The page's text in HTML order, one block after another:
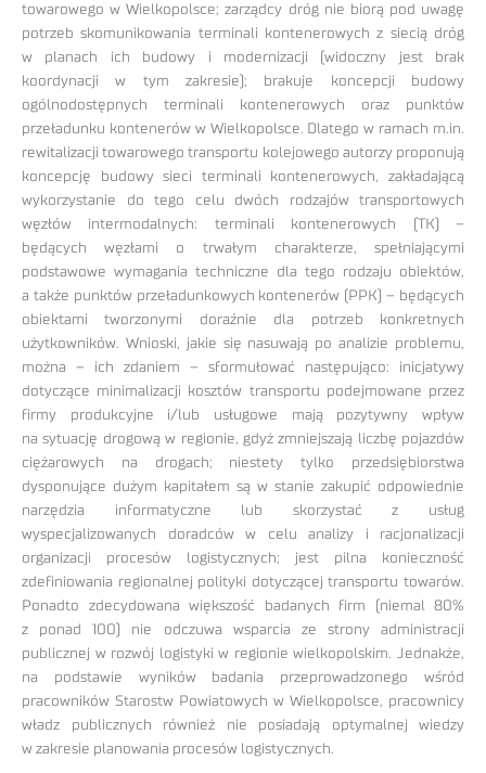
towarowego w Wielkopolsce; zarządcy dróg nie biorą pod uwagę
potrzeb skomunikowania terminali kontenerowych z siecią dróg
w planach ich budowy i modernizacji (widoczny jest brak
koordynacji w tym zakresie); brakuje koncepcji budowy
ogólnodostępnych terminali kontenerowych oraz punktów
przeładunku kontenerów w Wielkopolsce. Dlatego w ramach m.in.
rewitalizacji towarowego transportu kolejowego autorzy proponują
koncepcję budowy sieci terminali kontenerowych, zakładającą
wykorzystanie do tego celu dwóch rodzajów transportowych
węzłów intermodalnych: terminali kontenerowych (TK) –
będących węzłami o trwałym charakterze, spełniającymi
podstawowe wymagania techniczne dla tego rodzaju obiektów,
a także punktów przeładunkowych kontenerów (PPK) – będących
obiektami tworzonymi doraźnie dla potrzeb konkretnych
użytkowników. Wnioski, jakie się nasuwają po analizie problemu,
można – ich zdaniem – sformułować następująco: inicjatywy
dotyczące minimalizacji kosztów transportu podejmowane przez
firmy produkcyjne i/lub usługowe mają pozytywny wpływ
na sytuację drogową w regionie, gdyż zmniejszają liczbę pojazdów
ciężarowych na drogach; niestety tylko przedsiębiorstwa
dysponujące dużym kapitałem są w stanie zakupić odpowiednie
narzędzia informatyczne lub skorzystać z usług
wyspecjalizowanych doradców w celu analizy i racjonalizacji
organizacji procesów logistycznych; jest pilna konieczność
zdefiniowania regionalnej polityki dotyczącej transportu towarów.
Ponadto zdecydowana większość badanych firm (niemal 80%
z ponad 100) nie odczuwa wsparcia ze strony administracji
publicznej w rozwój logistyki w regionie wielkopolskim. Jednakże,
na podstawie wyników badania przeprowadzonego wśród
pracowników Starostw Powiatowych w Wielkopolsce, pracownicy
władz publicznych również nie posiadają optymalnej wiedzy
w zakresie planowania procesów logistycznych.